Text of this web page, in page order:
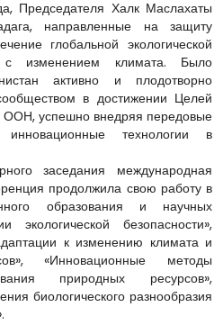
Председателя Халк Маслахаты
направленные на защиту
глобальной экологической
изменением климата. Было
активно и плодотворно
в достижении Целей
ООН, успешно внедряя передовые
технологии в
заседания международная
продолжила свою работу в
образования и научных
экологической безопасности»,
к изменению климата и
«Инновационные методы
природных ресурсов»,
биологического разнообразия